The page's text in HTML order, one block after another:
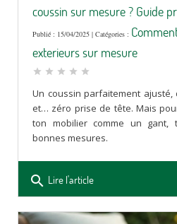
coussin sur mesure ? Guide
Publié : 15/04/2025 | Catégories :
exterieurs sur mesure
star star star star star
Un coussin parfaitement ajusté,
et… zéro prise de tête. Mais
ton mobilier comme un gant,
bonnes mesures.
search Lire l'article